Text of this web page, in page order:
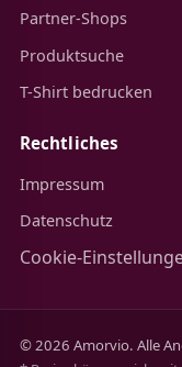
Partner-Shops
Produktsuche
T-Shirt bedrucken
Rechtliches
Impressum
Datenschutz
Cookie-
© 2026 Amorvio. Alle